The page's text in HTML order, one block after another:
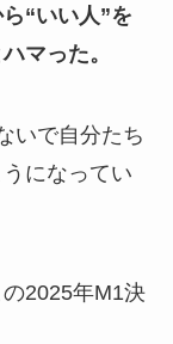
“いい人”を
マった。
いで自分たち
になってい
2025年M1決